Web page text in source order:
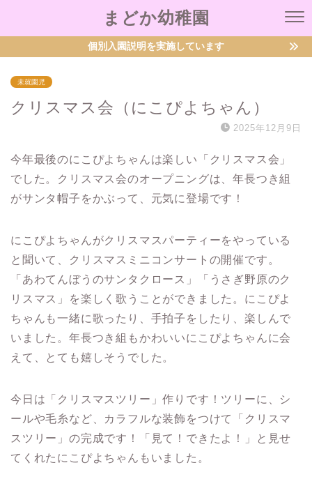
まどか幼稚園
個別入園説明を実施しています
未就園児
クリスマス会（にこぴよちゃん）
2025年12月9日
今年最後のにこぴよちゃんは楽しい「クリスマス会」
でした。クリスマス会のオープニングは、年長つき組
がサンタ帽子をかぶって、元気に登場です！
にこぴよちゃんがクリスマスパーティーをやっている
と聞いて、クリスマスミニコンサートの開催です。
「あわてんぼうのサンタクロース」「うさぎ野原のク
リスマス」を楽しく歌うことができました。にこぴよ
ちゃんも一緒に歌ったり、手拍子をしたり、楽しんで
いました。年長つき組もかわいいにこぴよちゃんに会
えて、とても嬉しそうでした。
今日は「クリスマスツリー」作りです！ツリーに、シ
ールや毛糸など、カラフルな装飾をつけて「クリスマ
スツリー」の完成です！「見て！できたよ！」と見せ
てくれたにこぴよちゃんもいました。